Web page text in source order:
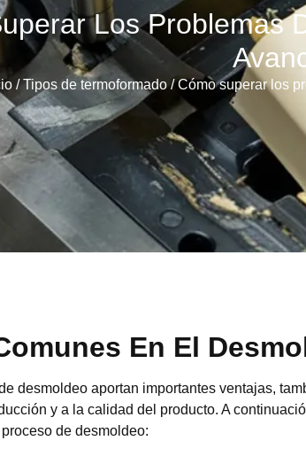
Los Problemas
/Tipos de termoformado/ Cómo superar los
En El
desmoldeo aportan importantes ventajas,
y a la calidad del producto. A
de desmoldeo: